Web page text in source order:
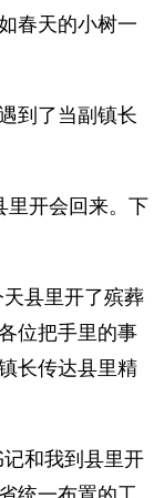
春天的小树一
到了当副镇长
开会回来。下
县里开了殡葬
位把手里的事
长传达县里精
和我到县里开